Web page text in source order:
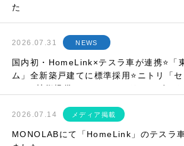
た
2026.07.31 NEWS
国内初・HomeLink×テスラ車が連携⭐「
ム」全新築戸建てに標準採用⭐ニトリ「
にIoT技術提供⭐etc…マンスリーレポート
2026.07.14 メディア掲載
MONOLABにて「HomeLink」のテスラ